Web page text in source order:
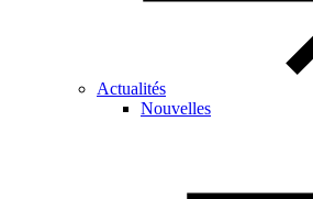
Actualités
Nouvelles